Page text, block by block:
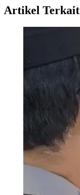
Artikel Terkait